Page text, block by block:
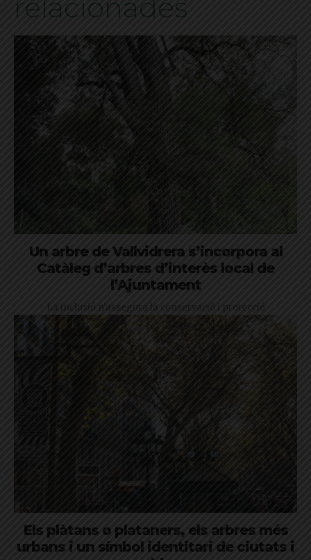
relacionades
Un arbre de Vallvidrera s’incorpora al
Catàleg d’arbres d’interès local de
l’Ajuntament
La inclusió n'assegura la conservació i protecció
Els plàtans o plataners, els arbres més
urbans i un símbol identitari de ciutats i